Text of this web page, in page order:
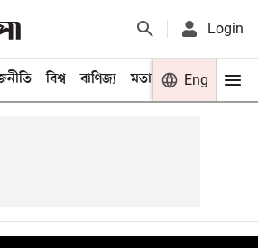
Login
বিশ্ব বাণিজ্য মতামত খেলা
Eng